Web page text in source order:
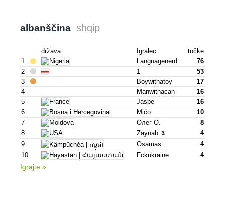
albanščina shqip
država Igralec
točke
1
Languagenerd
76
2
1
53
3
Boywithatoy
17
4
Manwithacan
16
5
Jaspe
16
6
Mićo
10
7
Олег О.
8
8
Zaynab 🌷.
4
9
Osamas
4
10
Fckukraine 4
Igrajte »